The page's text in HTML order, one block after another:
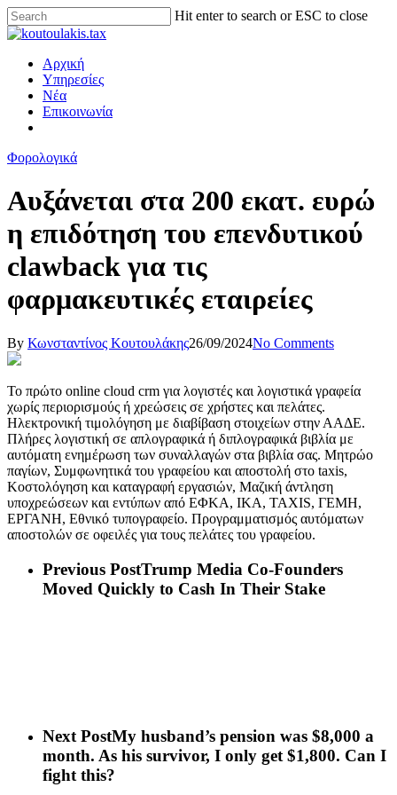
Hit enter to search or ESC to close
Αρχική
Υπηρεσίες
Νέα
Επικοινωνία
Φορολογικά
Αυξάνεται στα 200 εκατ. ευρώ
η επιδότηση του επενδυτικού
clawback για τις
φαρμακευτικές εταιρείες
By Κωνσταντίνος Κουτουλάκης26/09/2024No Comments
Το πρώτο online cloud crm για λογιστές και λογιστικά γραφεία
χωρίς περιορισμούς ή χρεώσεις σε χρήστες και πελάτες.
Ηλεκτρονική τιμολόγηση με διαβίβαση στοιχείων στην ΑΑΔΕ.
Πλήρες λογιστική σε απλογραφικά ή διπλογραφικά βιβλία με
αυτόματη ενημέρωση των συναλλαγών στα βιβλία σας. Μητρώο
παγίων, Συμφωνητικά του γραφείου και αποστολή στο taxis,
Κοστολόγηση και καταγραφή εργασιών, Μαζική άντληση
υποχρεώσεων και εντύπων από ΕΦΚΑ, ΙΚΑ, TAXIS, ΓΕΜΗ,
ΕΡΓΑΝΗ, Εθνικό τυπογραφείο. Προγραμματισμός αυτόματων
αποστολών σε οφειλές για τους πελάτες του γραφείου.
Previous PostTrump Media Co-Founders
Moved Quickly to Cash In Their Stake
Next PostMy husband’s pension was $8,000 a
month. As his survivor, I only get $1,800. Can I
fight this?